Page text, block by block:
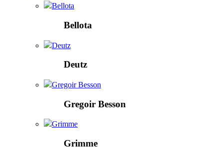
Bellota
Bellota
Deutz
Deutz
Gregoir Besson
Gregoir Besson
Grimme
Grimme